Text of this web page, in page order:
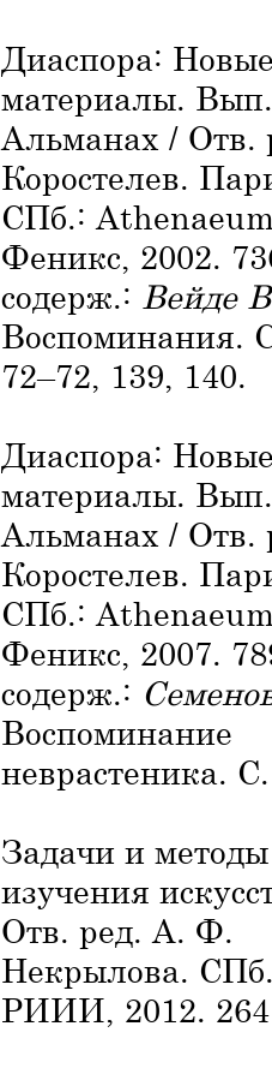
Диаспора:
материалы.
Альманах / Отв.
Коростелев.
СПб.:
Феникс, 2002.
содерж.: Вейде
Воспоминания.
72–72, 139, 140.
Диаспора:
материалы.
Альманах / Отв.
Коростелев.
СПб.:
Феникс, 2007.
содерж.:
Воспоминание
неврастеника.
Задачи и методы
изучения
Отв. ред. А. Ф.
Некрылова.
РИИИ, 2012. 264